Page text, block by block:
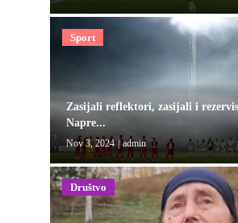
Sport
Zasijali reflektori, zasijali i
Napre...
Nov 3, 2024 | admin
Društvo